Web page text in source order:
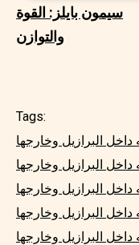
سيمون بايلز: القوة
والتوازن
Tags: